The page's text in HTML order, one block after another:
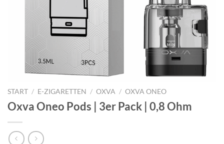
START / E-ZIGARETTEN / OXVA / OXVA ONEO
Oxva Oneo Pods | 3er Pack | 0,8 Ohm